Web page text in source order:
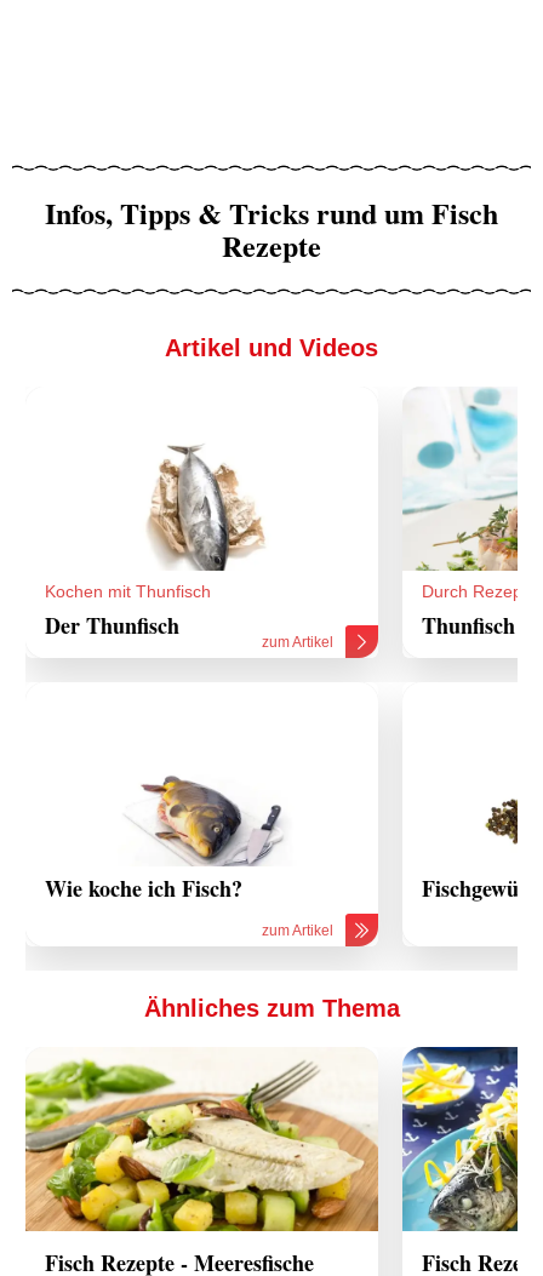
Infos, Tipps & Tricks rund um Fisch
Rezepte
Artikel und Videos
Kochen mit Thunfisch
Der Thunfisch
zum Artikel
Durch Rezepte
Thunfisch
Wie koche ich Fisch?
zum Artikel
Ähnliches zum Thema
Fisch Rezepte - Meeresfische Fisch